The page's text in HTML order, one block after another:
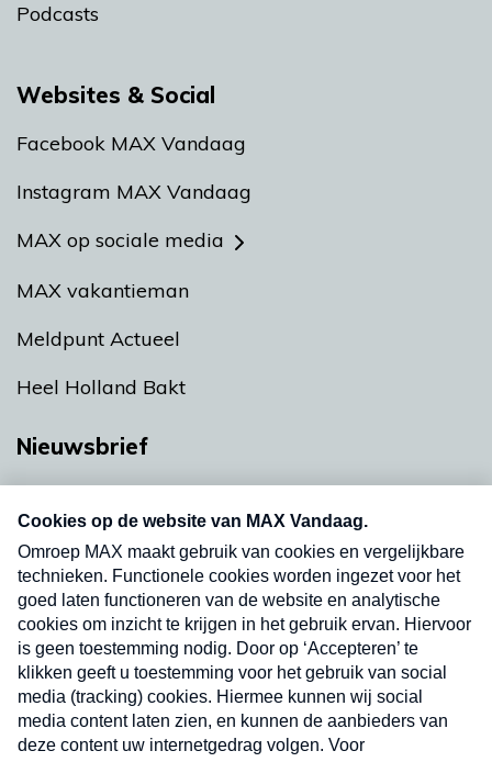
Podcasts
Websites & Social
Facebook MAX Vandaag
Instagram MAX Vandaag
MAX op sociale media
MAX vakantieman
Meldpunt Actueel
Heel Holland Bakt
Nieuwsbrief
nieuwsbrief. Elke vrijdag- en dinsdagochtend in
uw mailbox.
Verzend